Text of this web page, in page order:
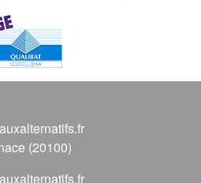
(20100)